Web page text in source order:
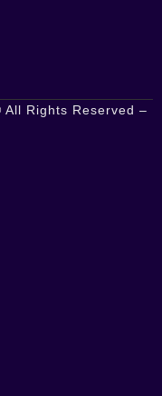
Rights Reserved –